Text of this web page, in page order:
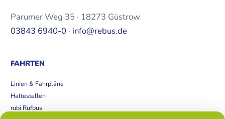
Parumer Weg 35 · 18273 Güstrow
03843 6940-0 · info@rebus.de
FAHRTEN
Linien & Fahrpläne
Haltestellen
rubi Rufbus